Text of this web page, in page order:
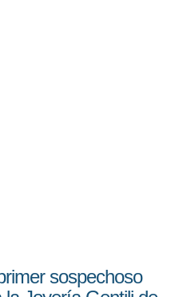
sospechoso